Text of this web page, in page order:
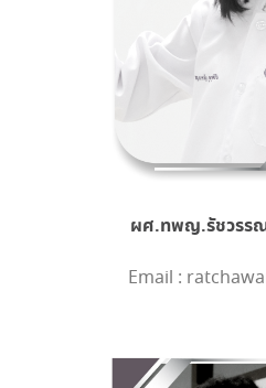
ผศ.ทพญ.รัชวรร
Email :